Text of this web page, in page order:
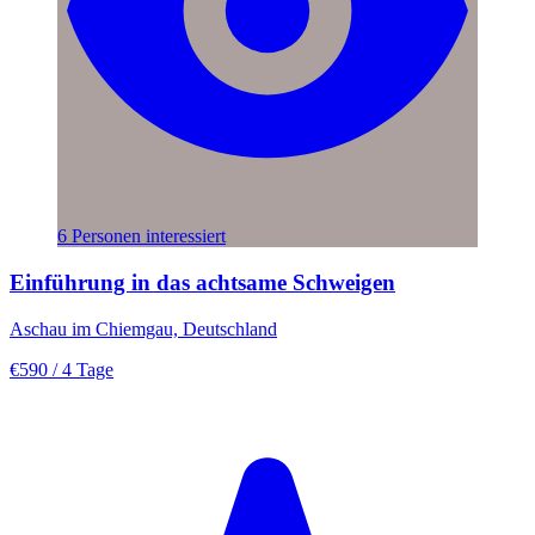
6 Personen interessiert
Einführung in das achtsame Schweigen
Aschau im Chiemgau, Deutschland
€590 / 4 Tage